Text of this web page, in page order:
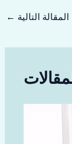
المقالة التالية ←